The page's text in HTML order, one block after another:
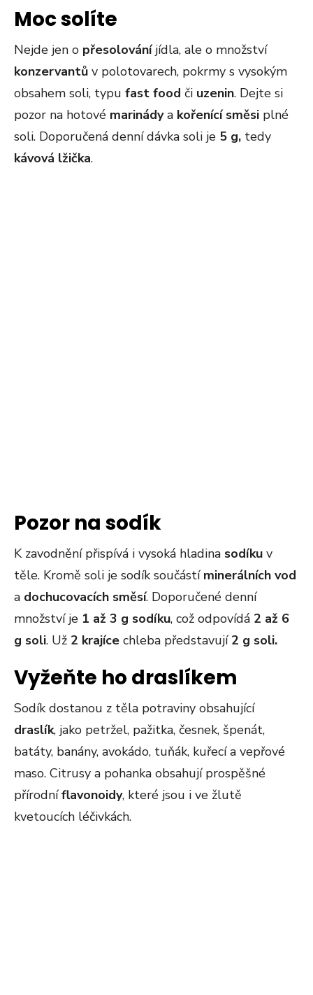
Moc solíte
Nejde jen o přesolováníjídla, ale o množství
konzervantů v polotovarech, pokrmy s vysokým
obsahem soli, typu fast food či uzenin. Dejte si
pozor na hotové marinádya kořenící směsi plné
soli. Doporučená denní dávka soli je 5 g, tedy
kávová lžička.
Pozor na sodík
K zavodnění přispívá i vysoká hladina sodíku v
těle. Kromě soli je sodík součástí minerálních vod
a dochucovacích směsí. Doporučené denní
množství je 1 až 3 g sodíku, což odpovídá 2 až 6
g soli. Už 2 krajíce chleba představují 2 g soli.
Vyžeňte ho draslíkem
Sodík dostanou z těla potraviny obsahující
draslík, jako petržel, pažitka, česnek, špenát,
batáty, banány, avokádo, tuňák, kuřecí a vepřové
maso. Citrusy a pohanka obsahují prospěšné
přírodníflavonoidy, které jsou i ve žlutě
kvetoucích léčivkách.